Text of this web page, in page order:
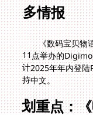
多情报
《数码宝贝物
11点举办的
计2025年年内
持中文。
划重点：